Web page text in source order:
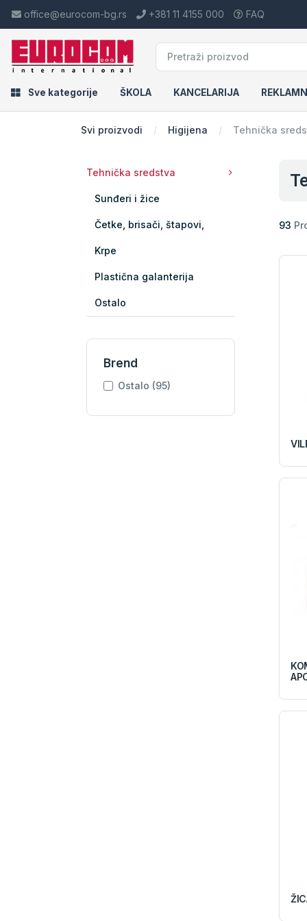
office@eurocom-bg.rs +381 11 4155 000 FAQ
Sve kategorije ŠKOLA KANCELARIJA
Svi proizvodi Higijena Tehnička
Tehnička sredstva
Sunđeri i žice
Četke, brisači, štapovi,
Krpe
Plastična galanterija
Ostalo
Brend
Ostalo (95)
93